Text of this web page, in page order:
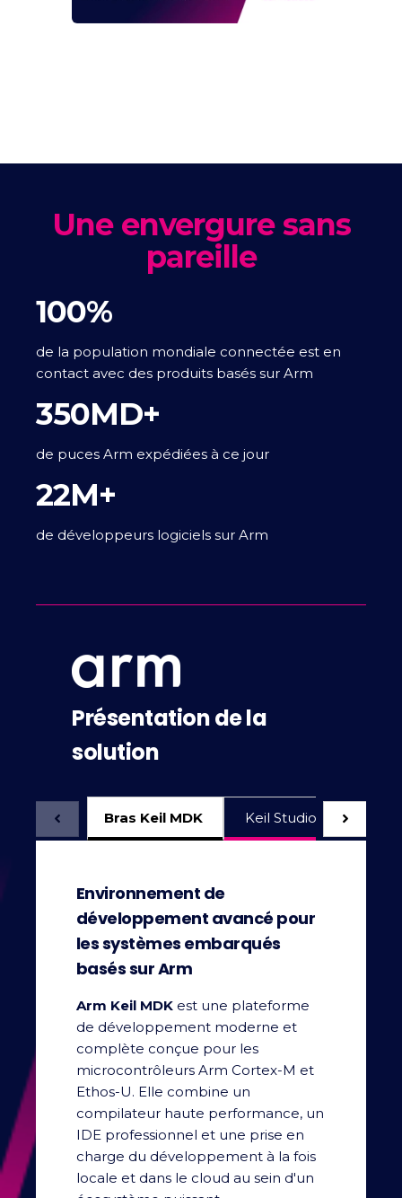
Une envergure sans
pareille
100%
de la population mondiale connectée est en
contact avec des produits basés sur Arm
350MD+
de puces Arm expédiées à ce jour
22M+
de développeurs logiciels sur Arm
Présentation de la
solution
Bras Keil MDK Keil Studio pour VS
Environnement de
développement avancé pour
les systèmes embarqués
basés sur Arm
Arm Keil MDKest une plateforme
de développement moderne et
complète conçue pour les
microcontrôleurs Arm Cortex-M et
Ethos-U. Elle combine un
compilateur haute performance, un
IDE professionnel et une prise en
charge du développement à la fois
locale et dans le cloud au sein d'un